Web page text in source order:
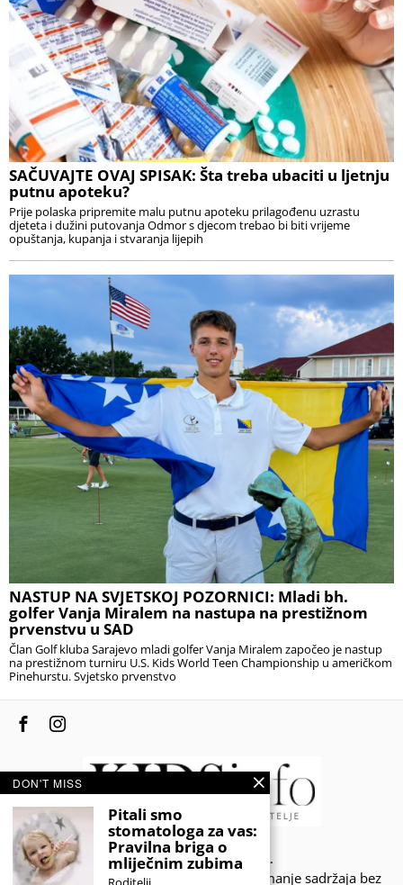
SAČUVAJTE OVAJ SPISAK: Šta treba ubaciti u ljetnju
putnu apoteku?
Prije polaska pripremite malu putnu apoteku prilagođenu uzrastu
djeteta i dužini putovanja Odmor s djecom trebao bi biti vrijeme
opuštanja, kupanja i stvaranja lijepih
NASTUP NA SVJETSKOJ POZORNICI: Mladi bh.
golfer Vanja Miralem na nastupa na prestižnom
prvenstvu u SAD
Član Golf kluba Sarajevo mladi golfer Vanja Miralem započeo je nastup
na prestižnom turniru U.S. Kids World Teen Championship u američkom
Pinehurstu. Svjetsko prvenstvo
© 2020 - KIDSINFO.BA.
Sva prava zadržana. Zabranjeno preuzimanje sadržaja bez
DON'T MISS
Pitali smo
stomatologa za vas:
Pravilna briga o
mliječnim zubima